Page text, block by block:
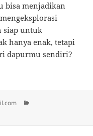
bisa menjadikan
siap untuk
hanya enak, tetapi
dapurmu sendiri?